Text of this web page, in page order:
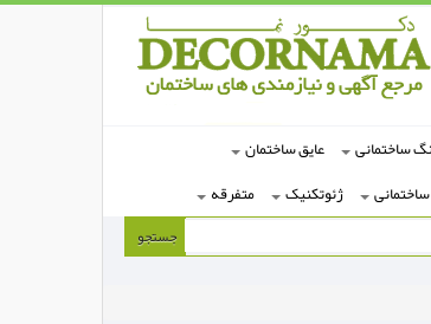
ساختمانی
عایق ساختمان
ژئوتکنیک متفرقه
جستجو